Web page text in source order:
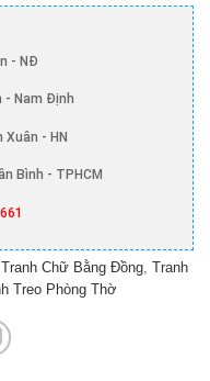
- NĐ
- Nam Định
Xuân - HN
Bình - TPHCM
Tranh Chữ Bằng Đồng Tranh
Treo Phòng Thờ